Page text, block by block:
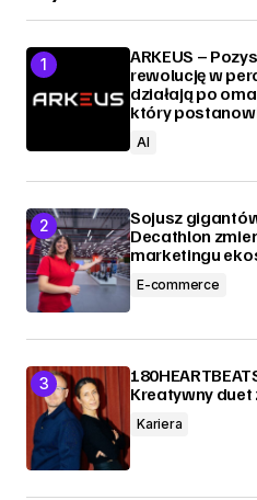
ARKEUS –
rewolucję w
działają po
który
AI
Sojusz
Decathlon
marketingu
E-commerce
Kreatywny duet
Kariera